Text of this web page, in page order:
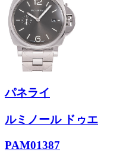
パネライ
ルミノール ドゥエ
PAM01387